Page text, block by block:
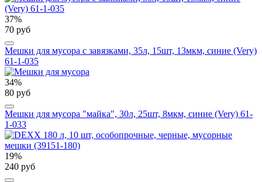
37%
70 руб
Мешки для мусора с завязками, 35л, 15шт, 13мкм, синие (Very)
61-1-035
34%
80 руб
Мешки для мусора "майка", 30л, 25шт, 8мкм, синие (Very) 61-
1-033
19%
240 руб